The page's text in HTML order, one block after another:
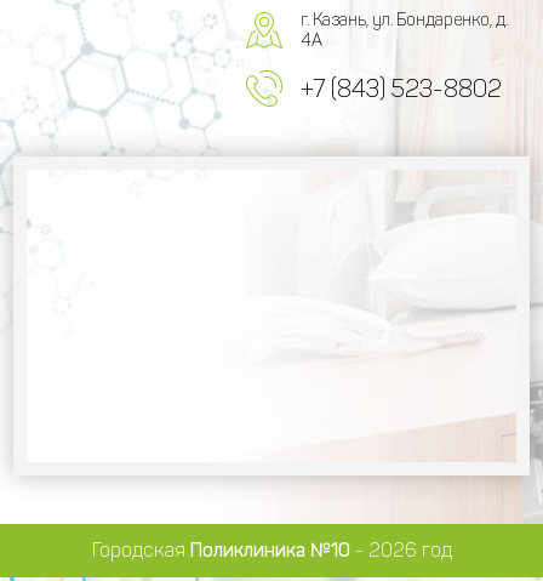
г. Казань, ул. Бондаренко, д.
4А
+7 (843) 523-8802
Городская Поликлиника №10 - 2026 год